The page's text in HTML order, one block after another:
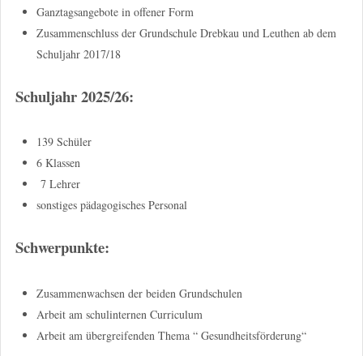
Ganztagsangebote in offener Form
Zusammenschluss der Grundschule Drebkau und Leuthen ab dem
Schuljahr 2017/18
Schuljahr 2025/26:
139 Schüler
6 Klassen
7 Lehrer
sonstiges pädagogisches Personal
Schwerpunkte:
Zusammenwachsen der beiden Grundschulen
Arbeit am schulinternen Curriculum
Arbeit am übergreifenden Thema “ Gesundheitsförderung“